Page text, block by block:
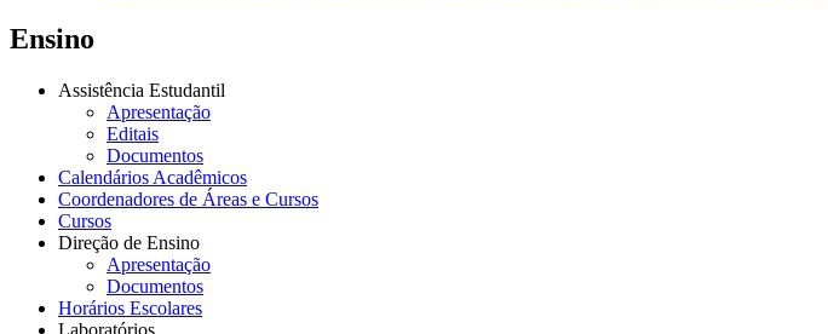
Ensino
Assistência Estudantil
Apresentação
Editais
Documentos
Calendários Acadêmicos
Coordenadores de Áreas e Cursos
Cursos
Direção de Ensino
Apresentação
Documentos
Horários Escolares
Laboratórios